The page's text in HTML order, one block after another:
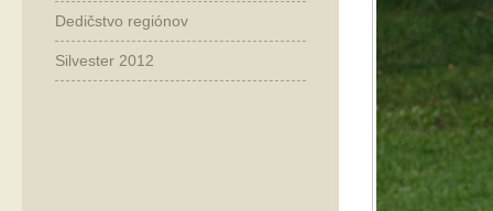
Dedičstvo regiónov
Silvester 2012